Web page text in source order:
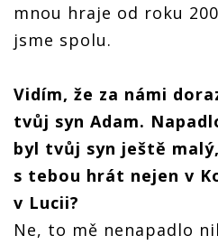
mnou hraje od roku
jsme spolu.
Vidím, že za námi
tvůj syn Adam.
byl tvůj syn ještě
s tebou hrát nejen v
v Lucii?
Ne, to mě nenapadlo